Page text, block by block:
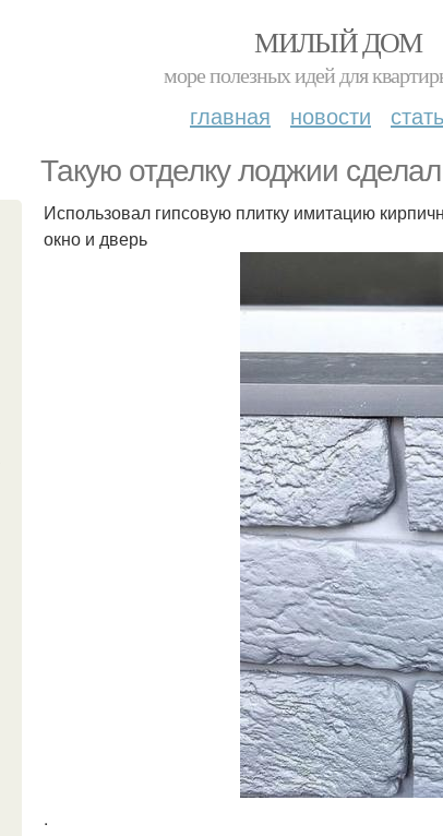
МИЛЫЙ ДОМ
море полезных идей для
главная новости
Такую отделку лоджии
Использовал гипсовую плитку имитацию
окно и дверь
.